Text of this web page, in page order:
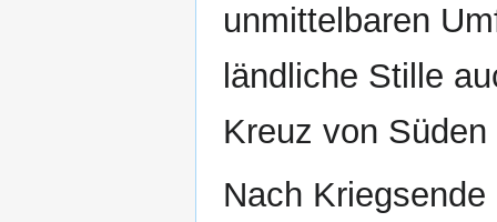
unmittelbaren
ländliche Stille
Kreuz von
Nach